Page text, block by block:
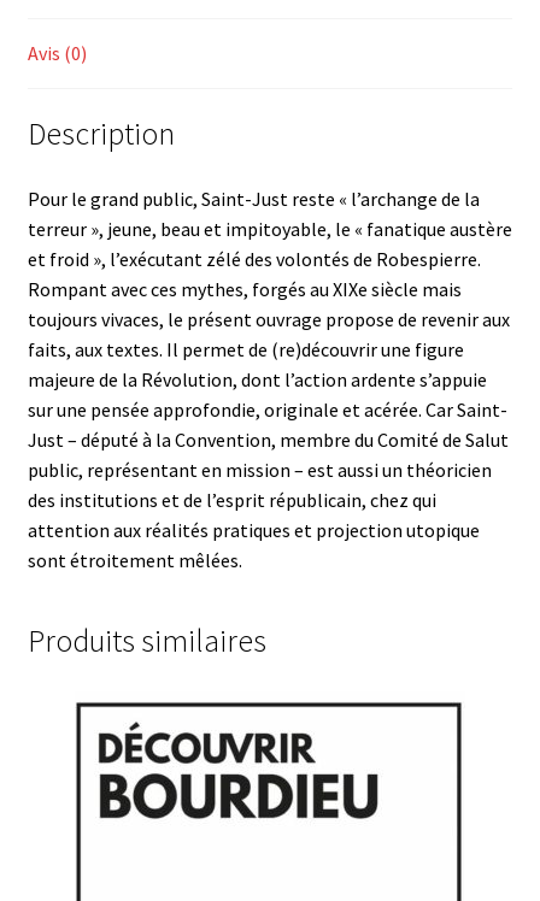
Avis (0)
Description
Pour le grand public, Saint-Just reste « l’archange de la
terreur », jeune, beau et impitoyable, le « fanatique austère
et froid », l’exécutant zélé des volontés de Robespierre.
Rompant avec ces mythes, forgés au XIXe siècle mais
toujours vivaces, le présent ouvrage propose de revenir aux
faits, aux textes. Il permet de (re)découvrir une figure
majeure de la Révolution, dont l’action ardente s’appuie
sur une pensée approfondie, originale et acérée. Car Saint-
Just – député à la Convention, membre du Comité de Salut
public, représentant en mission – est aussi un théoricien
des institutions et de l’esprit républicain, chez qui
attention aux réalités pratiques et projection utopique
sont étroitement mêlées.
Produits similaires